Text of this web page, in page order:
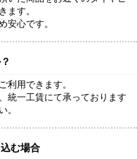
ます。
安心です。
利用できます。
統一工賃にて承っております
。
む場合